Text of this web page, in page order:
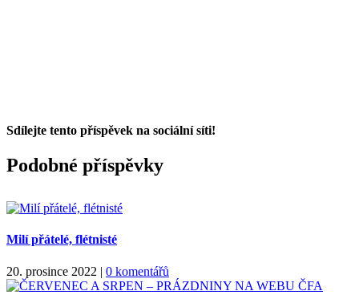
Sdílejte tento příspěvek na sociální síti!
Facebook
X
WhatsApp
Podobné příspěvky
Milí přátelé, flétnisté
20. prosince 2022 | 0 komentářů